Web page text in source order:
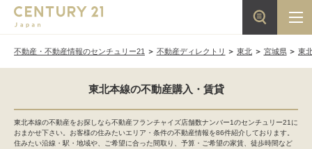
不動産・不動産情報のセンチュリー21 不動産ディレクトリ 東北 宮城県 東
東北本線の不動産購入・賃貸
東北本線の不動産をお探しなら不動産フランチャイズ店舗数ナンバー1のセンチュリー21に
おまかせ下さい。お客様の住みたいエリア・条件の不動産情報を86件紹介しております。
住みたい沿線・駅・地域や、ご希望に合った間取り、予算・ご希望の家賃、徒歩時間など